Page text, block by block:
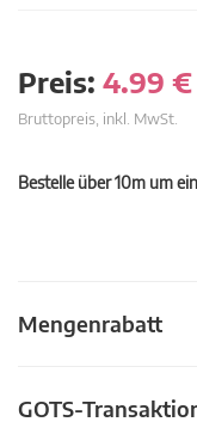
Preis: 4.99 €
Bruttopreis, inkl. MwSt.
Bestelle über 10m um
Mengenrabatt
GOTS-